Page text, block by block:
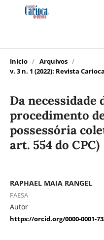
Início / Arquivos /
v. 3 n. 1 (2022): Revista
Da necessidade
procedimento
possessória
art. 554 do CPC)
RAPHAEL MAIA RANGEL
FAESA
Autor
https://orcid.org/0000-0001-